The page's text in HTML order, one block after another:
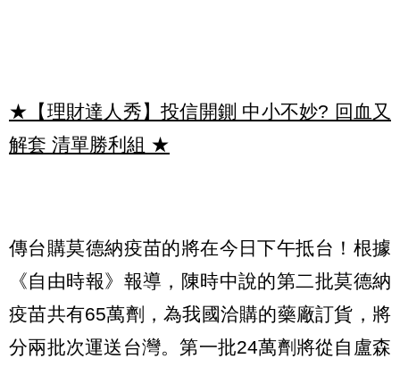
★【理財達人秀】投信開鍘 中小不妙? 回血又
解套 清單勝利組 ★
傳台購莫德納疫苗的將在今日下午抵台！根據
《自由時報》報導，陳時中說的第二批莫德納
疫苗共有65萬劑，為我國洽購的藥廠訂貨，將
分兩批次運送台灣。第一批24萬劑將從自盧森